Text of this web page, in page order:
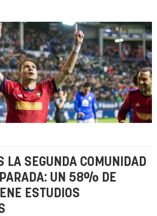
LA SEGUNDA COMUNIDAD
UN 58% DE
ESTUDIOS